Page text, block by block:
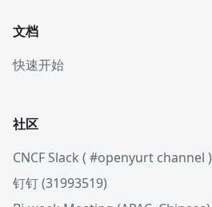
文档
快速开始
社区
CNCF Slack ( #openyurt channel )
钉钉 (31993519)